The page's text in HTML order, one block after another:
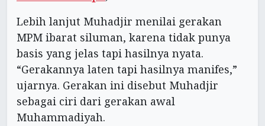
Lebih lanjut Muhadjir menilai gerakan
MPM ibarat siluman, karena tidak punya
basis yang jelas tapi hasilnya nyata.
“Gerakannya laten tapi hasilnya manifes,”
ujarnya. Gerakan ini disebut Muhadjir
sebagai ciri dari gerakan awal
Muhammadiyah.